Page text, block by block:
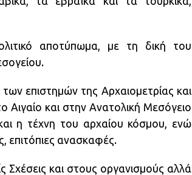
αποτύπωμα, με τη δική του
επιστημών της Αρχαιομετρίας και
Αιγαίο και στην Ανατολική Μεσόγειο
η τέχνη του αρχαίου κόσμου, ενώ
επιτόπιες ανασκαφές.
Σχέσεις και στους οργανισμούς αλλά